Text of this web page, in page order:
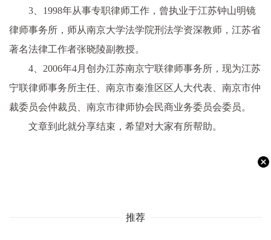
3、1998年从事专职律师工作，曾执业于江苏钟山明镜
律师事务所，师从南京大学法学院刑法学资深教师，江苏省
著名法律工作者张晓陵副教授。
4、2006年4月创办江苏南京宁联律师事务所，现为江苏
宁联律师事务所主任、南京市秦淮区区人大代表、南京市仲
裁委员会仲裁员、南京市律师协会民商业务委员会委员。
文章到此就分享结束，希望对大家有所帮助。
推荐